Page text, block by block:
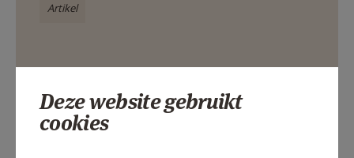
Artikel
Deel dit artikel
Deze website gebruikt
cookies